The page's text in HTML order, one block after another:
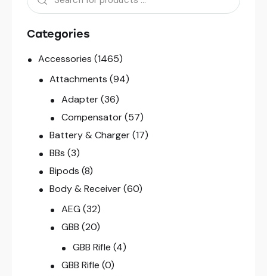
Categories
Accessories (1465)
Attachments (94)
Adapter (36)
Compensator (57)
Battery & Charger (17)
BBs (3)
Bipods (8)
Body & Receiver (60)
AEG (32)
GBB (20)
GBB Rifle (4)
GBB Rifle (0)